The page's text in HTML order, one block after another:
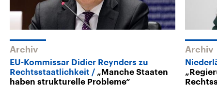
Archiv
EU-Kommissar Didier Reynders zu
Rechtsstaatlichkeit
„Manche Staaten
haben strukturelle Probleme“
Archiv